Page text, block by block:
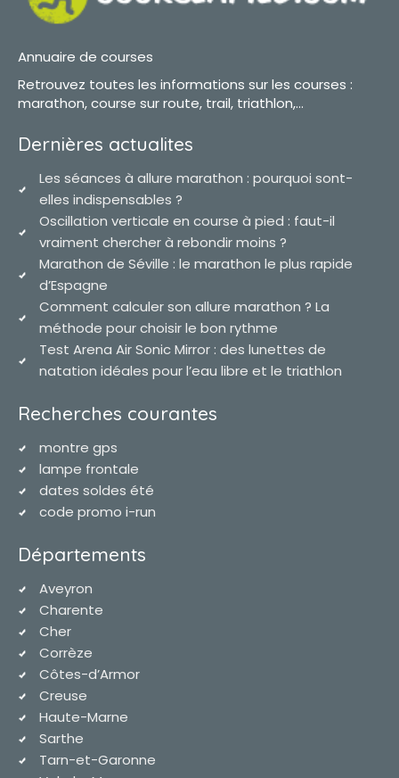
Annuaire de courses
Retrouvez toutes les informations sur les courses :
marathon, course sur route, trail, triathlon,...
Dernières actualites
Les séances à allure marathon : pourquoi sont-
elles indispensables ?
Oscillation verticale en course à pied : faut-il
vraiment chercher à rebondir moins ?
Marathon de Séville : le marathon le plus rapide
d’Espagne
Comment calculer son allure marathon ? La
méthode pour choisir le bon rythme
Test Arena Air Sonic Mirror : des lunettes de
natation idéales pour l’eau libre et le triathlon
Recherches courantes
montre gps
lampe frontale
dates soldes été
code promo i-run
Départements
Aveyron
Charente
Cher
Corrèze
Côtes-d’Armor
Creuse
Haute-Marne
Sarthe
Tarn-et-Garonne